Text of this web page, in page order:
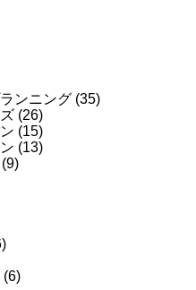
ンニング (35)
(26)
(15)
(13)
(6)